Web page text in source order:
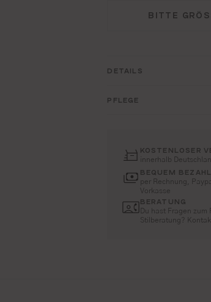
BITTE
DETAILS
PFLEGE
KOSTENLOSER
innerhalb
BEQUEM
per Rechnung,
Vorkasse
BERATUNG
Du hast Fragen
Stilberatung?